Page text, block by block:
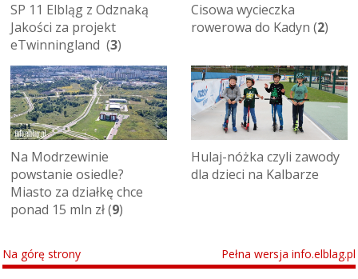
SP 11 Elbląg z Odznaką
Jakości za projekt
eTwinningland (3)
Cisowa wycieczka
rowerowa do Kadyn (2)
Na Modrzewinie
powstanie osiedle?
Miasto za działkę chce
ponad 15 mln zł (9)
Hulaj-nóżka czyli zawody
dla dzieci na Kalbarze
Na górę strony Pełna wersja info.elblag.pl